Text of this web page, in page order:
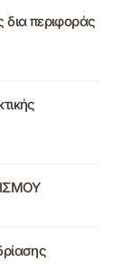
περιφοράς